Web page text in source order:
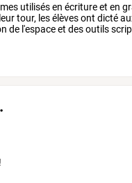
utilisésen écritureet en
leurtour, lesélèvesont dicté
de l'espaceet desoutils